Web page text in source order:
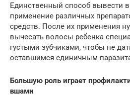
Единственный способ вывести
применение различных
средств. После их применения
вычесать волосы ребенка
густыми зубчиками, чтобы не
оставшимся единичным
Большую роль играет
вшами